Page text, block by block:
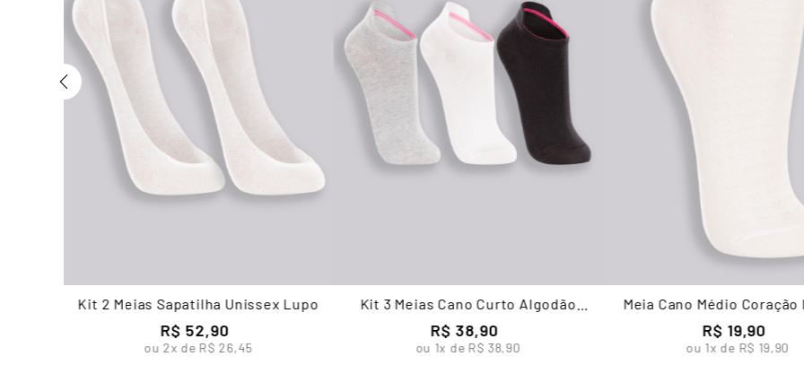
Kit 2 Meias Sapatilha Unissex Lupo
R$ 52,90
ou 2x de R$ 26,45
Kit 3 Meias Cano Curto Algodão
Feminina Lupo
R$ 38,90
ou 1x de R$ 38,90
Meia Cano Médio
Feminina Lupo
R$ 19,90
ou 1x de R$ 19,90